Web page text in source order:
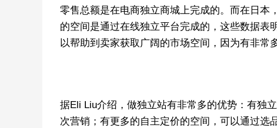
零售总额是在电商独立商城上完成的。而在日本
的空间是通过在线独立平台完成的，这些数据
以帮助到卖家获取广阔的市场空间，因为有非常
据Eli Liu介绍，做独立站有非常多的优势：有独
次营销；有更多的自主定价的空间，可以通过选